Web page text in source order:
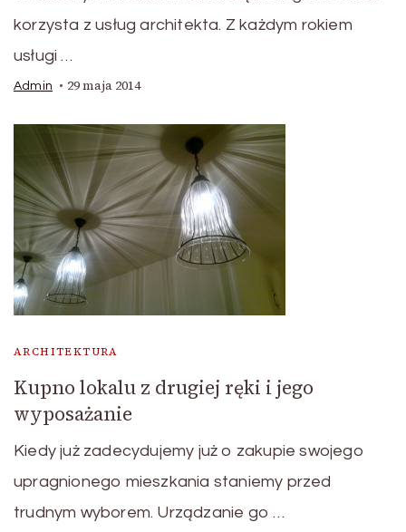
korzysta z usług architekta. Z każdym rokiem
usługi …
Admin 29 maja 2014
ARCHITEKTURA
Kupno lokalu z drugiej ręki i jego
wyposażanie
Kiedy już zadecydujemy już o zakupie swojego
upragnionego mieszkania staniemy przed
trudnym wyborem. Urządzanie go …